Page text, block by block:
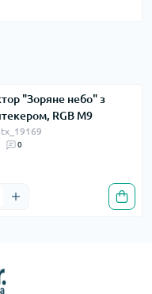
"Зоряне небо" з
RGB M9
0